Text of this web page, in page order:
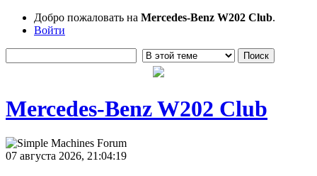
Добро пожаловать на Mercedes-Benz W202 Club.
Войти
Mercedes-Benz W202 Club
07 августа 2026, 21:04:19